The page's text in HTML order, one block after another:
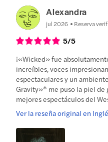
Alexandra
jul 2026 Reserva
5/5
¡«Wicked» fue
increíbles, voces
espectaculares y un
Gravity»* me puso la piel de
mejores espectáculos del
Ver la reseña original en